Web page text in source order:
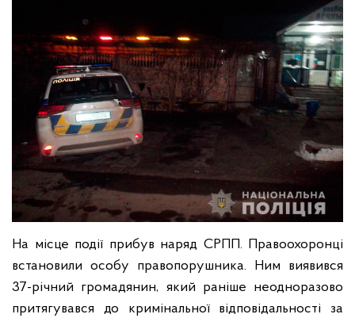
На місце події прибув наряд СРПП. Правоохоронці
встановили особу правопорушника. Ним виявився
37-річний громадянин, який раніше неодноразово
притягувався до кримінальної відповідальності за